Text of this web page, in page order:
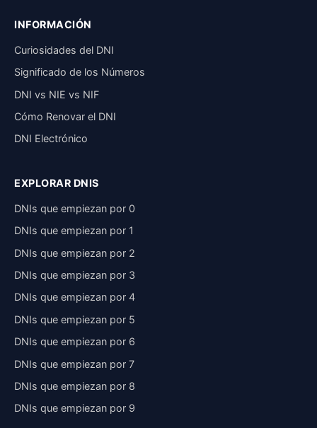
INFORMACIÓN
Curiosidades del DNI
Significado de los Números
DNI vs NIE vs NIF
Cómo Renovar el DNI
DNI Electrónico
EXPLORAR DNIS
DNIs que empiezan por 0
DNIs que empiezan por 1
DNIs que empiezan por 2
DNIs que empiezan por 3
DNIs que empiezan por 4
DNIs que empiezan por 5
DNIs que empiezan por 6
DNIs que empiezan por 7
DNIs que empiezan por 8
DNIs que empiezan por 9